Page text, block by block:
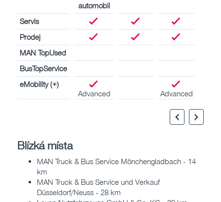
automobil
Servis
Prodej
MAN TopUsed
BusTopService
eMobility (+)
Advanced
Advanced
Blízká místa
MAN Truck & Bus Service Mönchengladbach - 14
km
MAN Truck & Bus Service und Verkauf
Düsseldorf/Neuss - 28 km